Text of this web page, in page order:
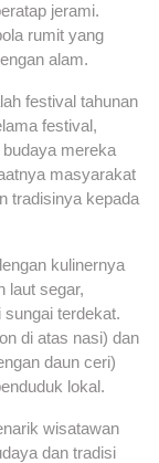
jerami.
rumit yang
alam.
festival tahunan
festival,
mereka
masyarakat
tradisinya kepada
kulinernya
laut segar,
terdekat.
di atas nasi) dan
daun ceri)
lokal.
wisatawan
dan tradisi